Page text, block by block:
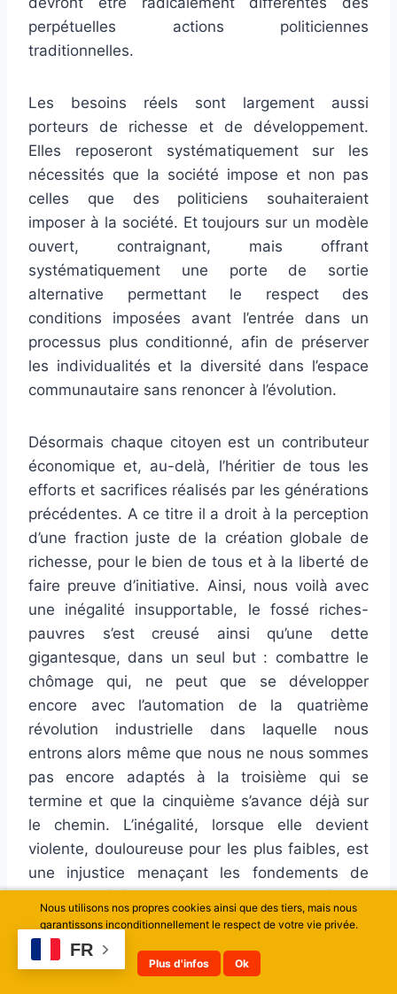
perpétuelles actions politiciennes
traditionnelles.
Les besoins réels sont largement aussi
porteurs de richesse et de développement.
Elles reposeront systématiquement sur les
nécessités que la société impose et non pas
celles que des politiciens souhaiteraient
imposer à la société. Et toujours sur un modèle
ouvert, contraignant, mais offrant
systématiquement une porte de sortie
alternative permettant le respect des
conditions imposées avant l’entrée dans un
processus plus conditionné, afin de préserver
les individualités et la diversité dans l’espace
communautaire sans renoncer à l’évolution.
Désormais chaque citoyen est un contributeur
économique et, au-delà, l’héritier de tous les
efforts et sacrifices réalisés par les générations
précédentes. A ce titre il a droit à la perception
d’une fraction juste de la création globale de
richesse, pour le bien de tous et à la liberté de
faire preuve d’initiative. Ainsi, nous voilà avec
une inégalité insupportable, le fossé riches-
pauvres s’est creusé ainsi qu’une dette
gigantesque, dans un seul but : combattre le
chômage qui, ne peut que se développer
encore avec l’automation de la quatrième
révolution industrielle dans laquelle nous
entrons alors même que nous ne nous sommes
pas encore adaptés à la troisième qui se
termine et que la cinquième s’avance déjà sur
le chemin. L’inégalité, lorsque elle devient
violente, douloureuse pour les plus faibles, est
une injustice menaçant les fondements de
l’inégalité, pour que les plus faibles fassent
enfin partie intégrante de la société et des
solutions d’avenir et puissent apporter leur
FR
Nous utilisons nos propres cookies ainsi que des tiers, mais nous
garantissons inconditionnellement le respect de votre vie privée.
Plus d'infos Ok